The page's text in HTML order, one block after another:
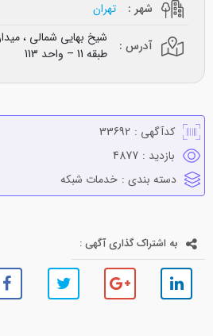
شهر : تهران
آدرس :
شیخ بهایی شمالی ،
طبقه 11 – واحد 113
کدآگهی : 33692
بازدید : 4877
دسته بندی : خدمات شبكه
به اشتراک گذاری آگهی :